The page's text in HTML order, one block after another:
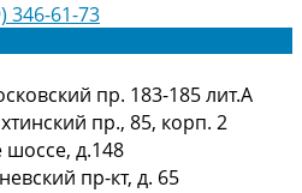
346-61-73
пр. 183-185 лит.А
пр., 85, корп. 2
д.148
пр-кт, д. 65